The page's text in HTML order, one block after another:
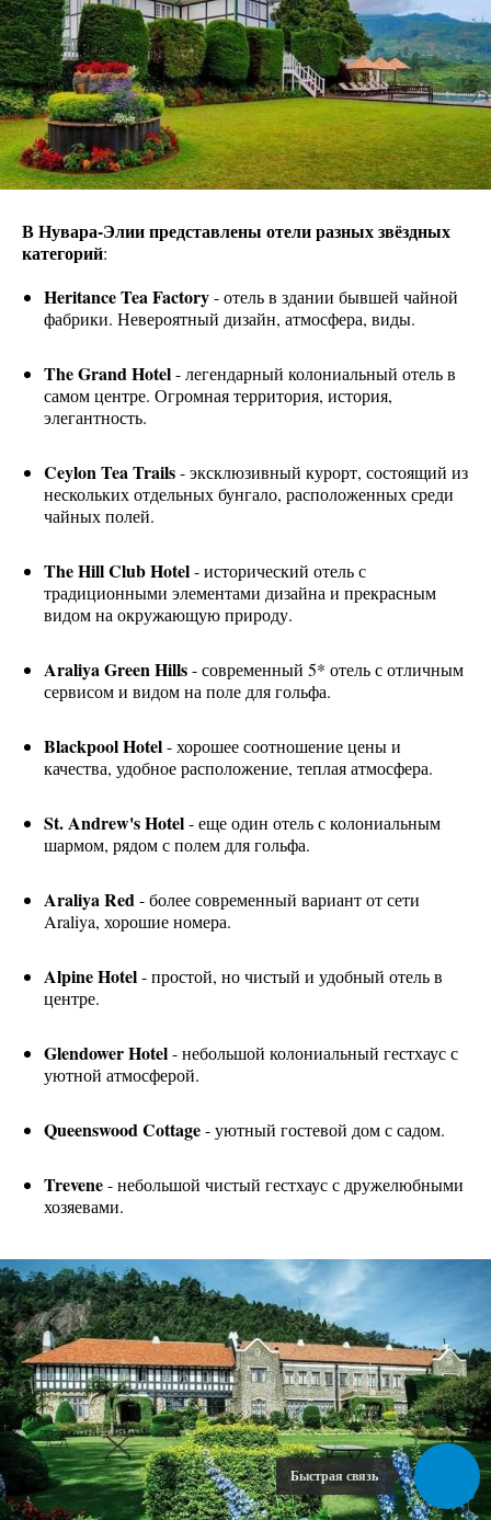
В Нувара-Элии представлены отели разных звёздных
категорий:
Heritance Tea Factory- отель в здании бывшей чайной
фабрики. Невероятный дизайн, атмосфера, виды.
The Grand Hotel- легендарный колониальный отель в
самом центре. Огромная территория, история,
элегантность.
Ceylon Tea Trails- эксклюзивный курорт, состоящий из
нескольких отдельных бунгало, расположенных среди
чайных полей.
The Hill Club Hotel- исторический отель с
традиционными элементами дизайна и прекрасным
видом на окружающую природу.
Araliya Green Hills- современный 5* отель с отличным
сервисом и видом на поле для гольфа.
Blackpool Hotel- хорошее соотношение цены и
качества, удобное расположение, теплая атмосфера.
St. Andrew's Hotel- еще один отель с колониальным
шармом, рядом с полем для гольфа.
Araliya Red- более современный вариант от сети
Araliya, хорошие номера.
Alpine Hotel- простой, но чистый и удобный отель в
центре.
Glendower Hotel- небольшой колониальный гестхаус с
уютной атмосферой.
Queenswood Cottage- уютный гостевой дом с садом.
Trevene- небольшой чистый гестхаус с дружелюбными
хозяевами.
Быстрая связь